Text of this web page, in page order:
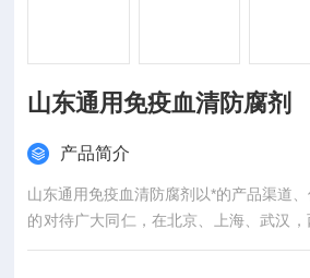
山东通用免疫血清防腐剂
产品简介
山东通用免疫血清防腐剂以*的产品渠道
的对待广大同仁，在北京、上海、武汉，
验室，竭诚服务每位科研工作者。